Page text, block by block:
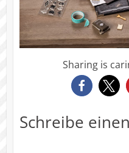
Sharing is
Schreibe